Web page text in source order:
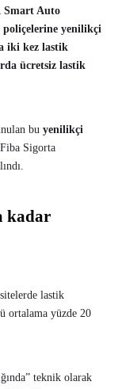
Smart Auto
poliçelerine yenilikçi
iki kez lastik
ücretsiz lastik
bu yenilikçi
Sigorta
kadar
lastik
ortalama yüzde 20
teknik olarak